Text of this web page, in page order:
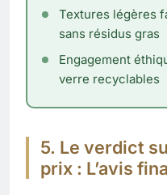
Textures légères
sans résidus gras
Engagement
verre recyclables
5. Le verdict
prix : L’avis